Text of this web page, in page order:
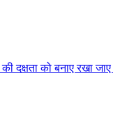
दक्षता को बनाए रखा